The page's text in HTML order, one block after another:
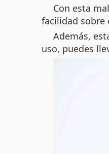
Con esta
facilidad sobre
Además,
uso, puedes